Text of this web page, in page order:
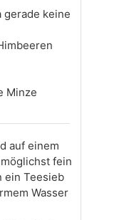
gerade keine
Minze
auf einem
fein
ein Teesieb
Wasser